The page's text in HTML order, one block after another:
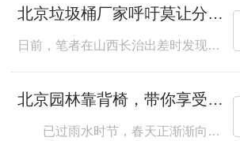
北京垃圾桶厂家呼吁莫让分类垃圾桶形同虚设
日前，笔者在山西长治出差时发现，一些分类垃圾桶并未使用到位，绝大多数人都没能将垃圾按照可回收与不可回收分别投放，而是哪个垃圾桶离得近，就扔进哪个垃圾桶。很多分类垃圾桶“形同虚设”，成为摆设。 究竟是什么阻碍了城市生活垃圾的分类推广？笔者认为，就政府层面而言，有的没有制定详细的分类标准，导致居民不清楚如何分类；有的没有建立完备的垃圾回收体系，使各种垃圾经过分类后很难进入不同的资源回收产业中；有的没
北京园林靠背椅，带你享受那美好的春日光景
已过雨水时节，春天正渐渐向我们靠近。虽然天气依旧略显寒意，但偶有的初春暖阳，还是想让我们脱去厚厚棉衣的束缚，享受轻松自在的阳光、蓝天、白云。 人们喜欢在温暖的春日午后出门踏青，因为那颗冬眠已久的心禁不住春的诱惑，想要感受自然的不尽魅力。我们喜欢春的温暖，春的绿色，更喜欢春带给我们的盎然生机，轻松畅快。 白日放歌须纵酒，青春作伴好还乡。春的脚步总是匆匆，何不珍惜这短暂的美好休憩时光，尽享安然